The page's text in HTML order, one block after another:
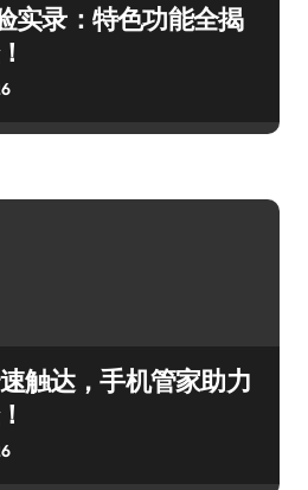
实录：特色功能全揭
触达，手机管家助力